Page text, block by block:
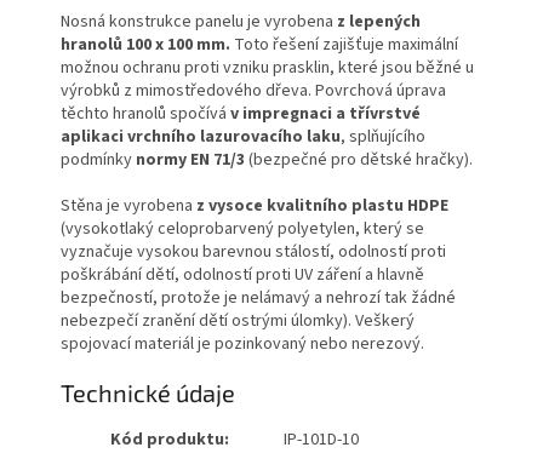
Nosná konstrukce panelu je vyrobena z lepených
hranolů 100 x 100 mm. Toto řešení zajišťuje maximální
možnou ochranu proti vzniku prasklin, které jsou běžné u
výrobků z mimostředového dřeva. Povrchová úprava
těchto hranolů spočívá v impregnaci a třívrstvé
aplikaci vrchního lazurovacího laku, splňujícího
podmínky normy EN 71/3 (bezpečné pro dětské hračky).
Stěna je vyrobena z vysoce kvalitního plastu HDPE
(vysokotlaký celoprobarvený polyetylen, který se
vyznačuje vysokou barevnou stálostí, odolností proti
poškrábání dětí, odolností proti UV záření a hlavně
bezpečností, protože je nelámavý a nehrozí tak žádné
nebezpečí zranění dětí ostrými úlomky). Veškerý
spojovací materiál je pozinkovaný nebo nerezový.
Technické údaje
Kód produktu:
IP-101D-10